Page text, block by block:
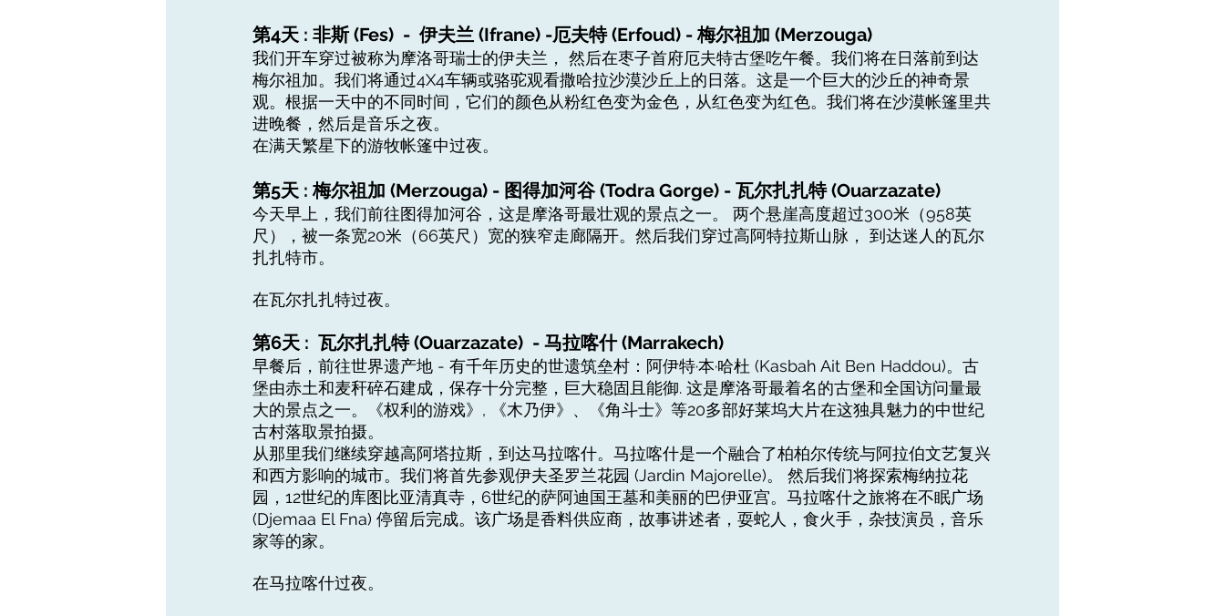
第4天 : 非斯 (Fes) - 伊夫兰 (Ifrane) -厄夫特 (Erfoud) - 梅尔祖加 (Merzouga)
我们开车穿过被称为摩洛哥瑞士的伊夫兰， 然后在枣子首府厄夫特古堡吃午餐。我们将在日落前到达
梅尔祖加。我们将通过4X4车辆或骆驼观看撒哈拉沙漠沙丘上的日落。这是一个巨大的沙丘的神奇景
观。根据一天中的不同时间，它们的颜色从粉红色变为金色，从红色变为红色。我们将在沙漠帐篷里共
进晚餐，然后是音乐之夜。
在满天繁星下的游牧帐篷中过夜。
第5天 : 梅尔祖加 (Merzouga) - 图得加河谷 (Todra Gorge) - 瓦尔扎扎特 (Ouarzazate)
今天早上，我们前往图得加河谷，这是摩洛哥最壮观的景点之一。 两个悬崖高度超过300米（958英
尺），被一条宽20米（66英尺）宽的狭窄走廊隔开。然后我们穿过高阿特拉斯山脉， 到达迷人的瓦尔
扎扎特市。
在瓦尔扎扎特过夜。
第6天 : 瓦尔扎扎特 (Ouarzazate) - 马拉喀什 (Marrakech)
早餐后，前往世界遗产地 - 有千年历史的世遗筑垒村：阿伊特·本·哈杜 (Kasbah Ait Ben Haddou)。古
堡由赤土和麦秆碎石建成，保存十分完整，巨大稳固且能御. 这是摩洛哥最着名的古堡和全国访问量最
大的景点之一。《权利的游戏》, 《木乃伊》、《角斗士》等20多部好莱坞大片在这独具魅力的中世纪
古村落取景拍摄。
从那里我们继续穿越高阿塔拉斯，到达马拉喀什。马拉喀什是一个融合了柏柏尔传统与阿拉伯文艺复兴
和西方影响的城市。我们将首先参观伊夫圣罗兰花园 (Jardin Majorelle)。 然后我们将探索梅纳拉花
园，12世纪的库图比亚清真寺，6世纪的萨阿迪国王墓和美丽的巴伊亚宫。马拉喀什之旅将在不眠广场
(Djemaa El Fna) 停留后完成。该广场是香料供应商，故事讲述者，耍蛇人，食火手，杂技演员，音乐
家等的家。
在马拉喀什过夜。